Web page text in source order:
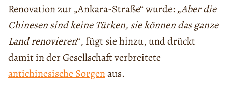
Renovation zur „Ankara-Straße“ wurde: „Aber die
Chinesen sind keine Türken, sie können das ganze
Land renovieren“, fügt sie hinzu, und drückt
damit in der Gesellschaft verbreitete
antichinesische Sorgenaus.